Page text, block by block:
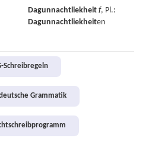
Dagunnachtliekheit f, Pl.:
Dagunnachtliekheiten
Schreibregeln
Grammatik